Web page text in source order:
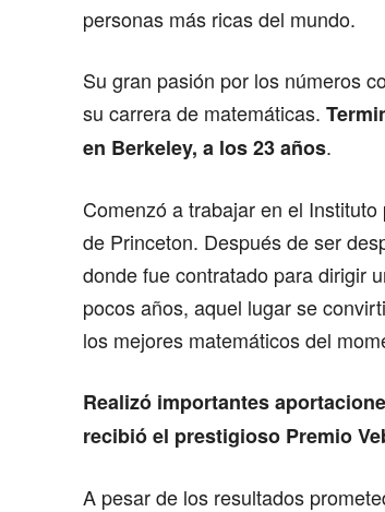
personas más ricas del mundo.
Su gran pasión por los números
su carrera de matemáticas.
en Berkeley, a los 23 años.
Comenzó a trabajar en el
de Princeton. Después de ser
donde fue contratado para dirigir
pocos años, aquel lugar se
los mejores matemáticos del
Realizó importantes
recibió el prestigioso Premio
A pesar de los resultados